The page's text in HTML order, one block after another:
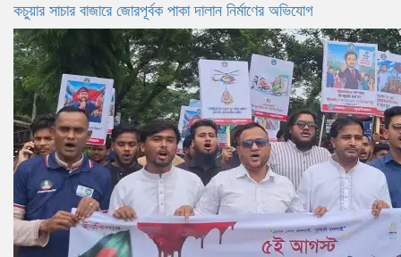
কচুয়ার সাচার বাজারে জোরপূর্বক পাকা দালান নির্মাণের অভিযোগ